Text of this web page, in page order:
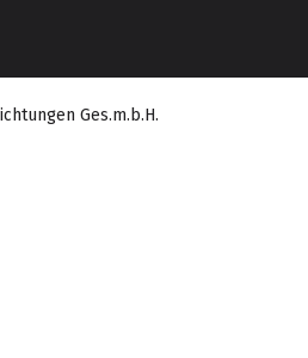
Ges.m.b.H.